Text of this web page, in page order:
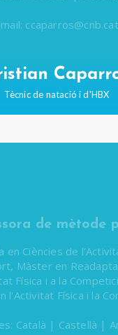
Tècnic de natació i d'HBX
ccaparros@cnb.cat
de mètode
en Ciències de
Màster en
Física i a la
l'Activitat Física i la
Català | Castellà |